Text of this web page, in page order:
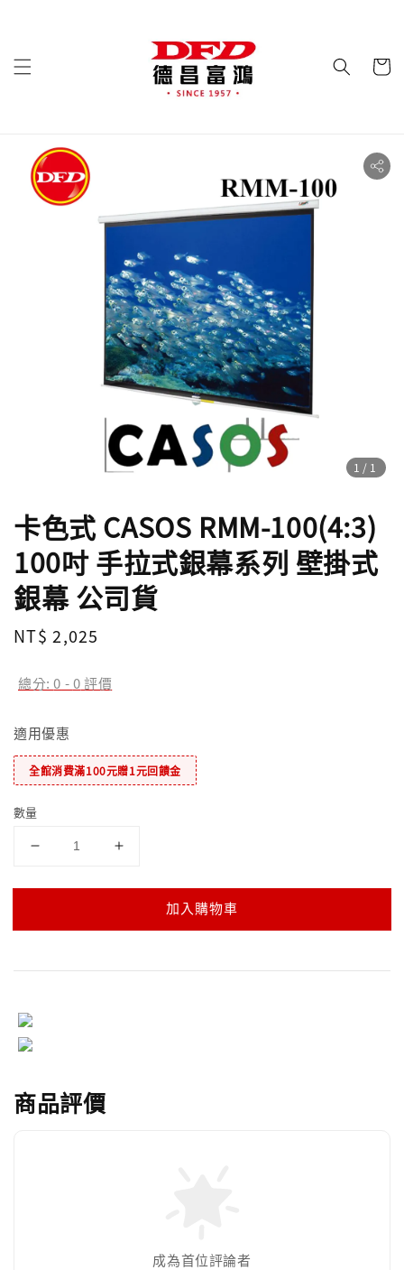
1 /1
卡色式 CASOS RMM-100(4:3)
100吋 手拉式銀幕系列 壁掛式
銀幕 公司貨
Regular
NT$ 2,025
總分:0 -0評價
適用優惠
全館消費滿100元贈1元回饋金
數量
加入購物車
商品評價
成為首位評論者